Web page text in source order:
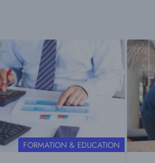
THÉMATIQUE
FORMATION & EDUCATION
Visuel